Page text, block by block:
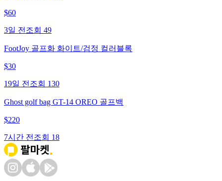
$60
3일 전 조회 49
FootJoy 골프화 화이트/검정 컬러블록
$30
19일 전 조회 130
Ghost golf bag GT-14 OREO 골프백
$220
7시간 전 조회 18